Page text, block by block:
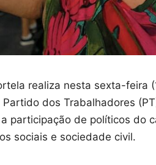
realiza nesta sexta-feira
dos Trabalhadores
participação de políticos do
sociais e sociedade civil.